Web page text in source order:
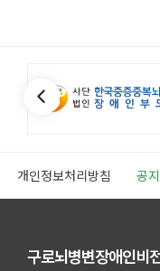
개인정보처리방침 공
구로뇌병변장애인비